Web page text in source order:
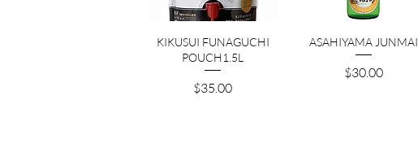
クイックビュー
KIKUSUI FUNAGUCHI
POUCH1.5L
価格
$35.00
クイックビュー
ASAHIYAMA JUNMAI
価格
$30.00